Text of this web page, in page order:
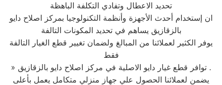
تحديد الاعطال وتفادي التكلفة الباهظة
ان إستخدام أحدث الأجهزة وأنظمة التكنولوجيا بمركز اصلاح دايو
بالزقازيق يساهم في تحديد المكونات التالفة
يوفر الكثير لعملائنا من المبالغ ولضمان تغيير قطع الغيار التالفة
فقط
» توافر قطع غيار دايو الاصلية في مركز اصلاح دايو بالزقازيق .
يضمن لعملائنا الحصول علي جهاز منزلي متكامل يعمل بأعلى